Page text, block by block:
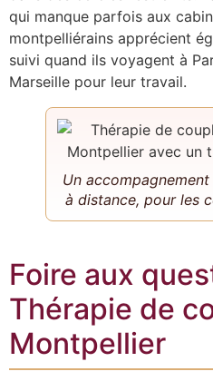
qui manque parfois aux
montpelliérains apprécient
suivi quand ils voyagent à
Marseille pour leur travail.
Un
à distance, pour les
Foire aux
Thérapie de
Montpellier